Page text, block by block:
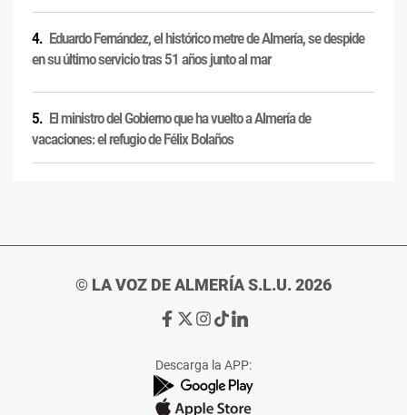
Eduardo Fernández, el histórico metre de Almería, se despide
en su último servicio tras 51 años junto al mar
El ministro del Gobierno que ha vuelto a Almería de
vacaciones: el refugio de Félix Bolaños
© LA VOZ DE ALMERÍA S.L.U. 2026
Ir
de
La
Voz
Ir
de
La
Voz
Ir
de
La
Voz
Ir
de
La
Voz
Ir
de
La
Voz
Descarga la APP: